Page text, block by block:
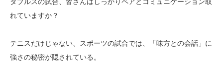
れていますか？
テニスだけじゃない、スポーツの試合では、「味方との会話」に
強さの秘密が隠されている。